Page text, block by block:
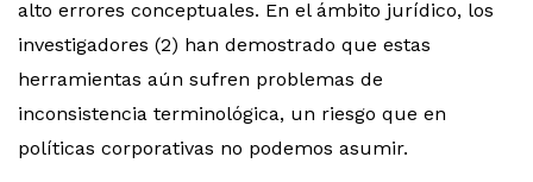
alto errores conceptuales. En el ámbito jurídico, los
investigadores (2) han demostrado que estas
herramientas aún sufren problemas de
inconsistencia terminológica, un riesgo que en
políticas corporativas no podemos asumir.